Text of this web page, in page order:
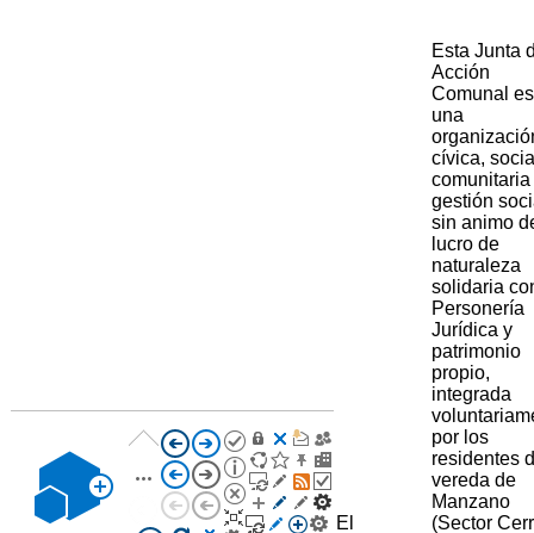
El
​Esta Junta
Acción
Comunal es
una
cívica,
comunitaria
gestión
sin animo
lucro de
naturaleza
solidaria
Personería
Jurídica y
patrimonio
propio,
integrada
por los
residentes
vereda de
Manzano
(Sector